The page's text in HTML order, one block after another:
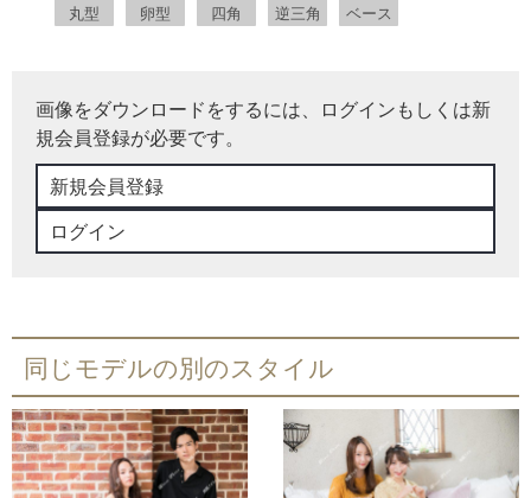
丸型 卵型 四角 逆三角 ベース
画像をダウンロードをするには、ログインもしくは新
規会員登録が必要です。
新規会員登録
ログイン
同じモデルの別のスタイル